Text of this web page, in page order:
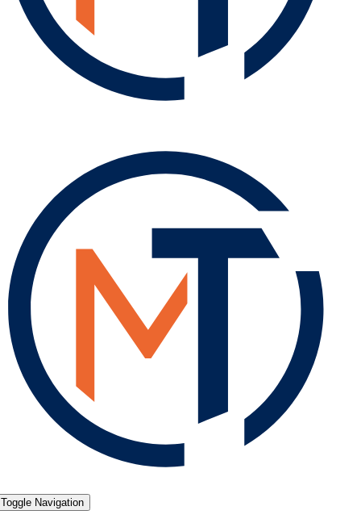
Toggle Navigation